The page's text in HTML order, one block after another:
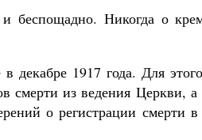
беспощадно. Никогда о
декабре 1917 года. Для
смерти из ведения Церкви, а
о регистрации смерти